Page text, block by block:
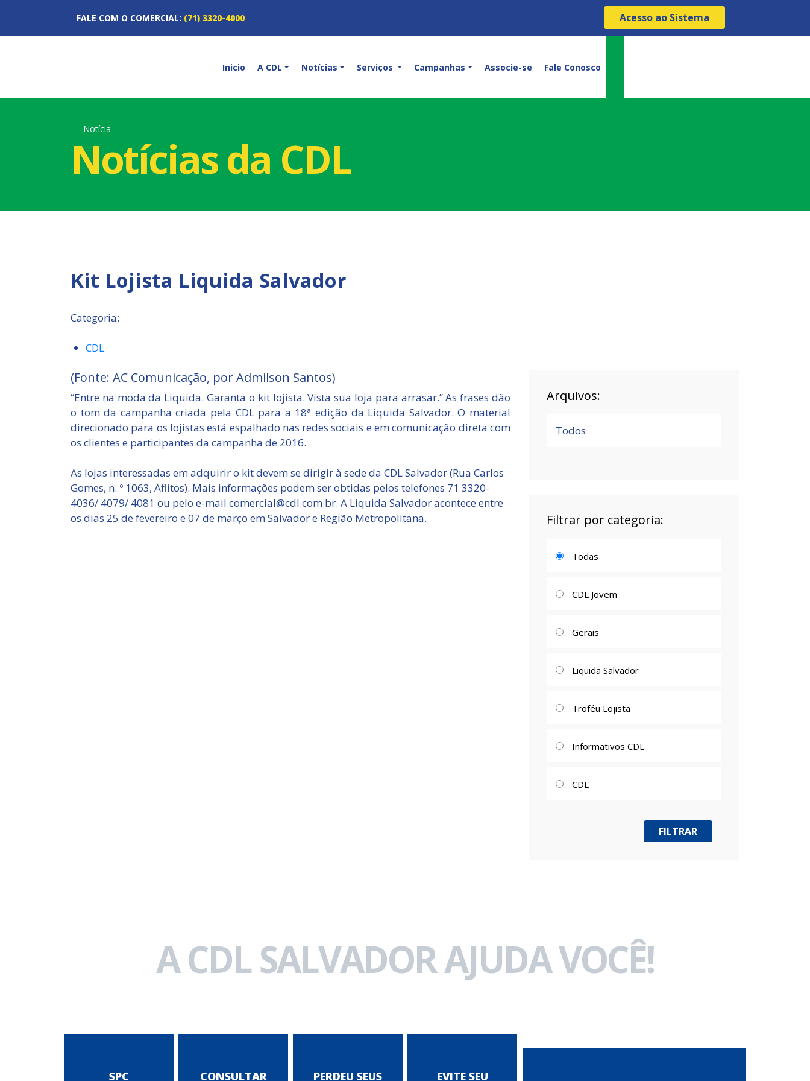
FALE COM O COMERCIAL: (71) 3320-4000 Acesso ao Sistema
Inicio A CDL Notícias Serviços Campanhas Associe-se Fale Conosco
Notícia
Notícias da CDL
Kit Lojista Liquida Salvador
Categoria:
CDL
(Fonte: AC Comunicação, por Admilson Santos)
“Entre na moda da Liquida. Garanta o kit lojista. Vista sua loja para arrasar.” As frases dão
o tom da campanha criada pela CDL para a 18ª edição da Liquida Salvador. O material
direcionado para os lojistas está espalhado nas redes sociais e em comunicação direta com
os clientes e participantes da campanha de 2016.
As lojas interessadas em adquirir o kit devem se dirigir à sede da CDL Salvador (Rua Carlos
Gomes, n. º 1063, Aflitos). Mais informações podem ser obtidas pelos telefones 71 3320-
4036/ 4079/ 4081 ou pelo e-mail comercial@cdl.com.br. A Liquida Salvador acontece entre
os dias 25 de fevereiro e 07 de março em Salvador e Região Metropolitana.
Arquivos:
Todos
Filtrar por categoria:
Todas
CDL Jovem
Gerais
Liquida Salvador
Troféu Lojista
Informativos CDL
CDL
A CDL SALVADOR AJUDA VOCÊ!
SPC
CONSULTAR
PERDEU SEUS
EVITE SEU